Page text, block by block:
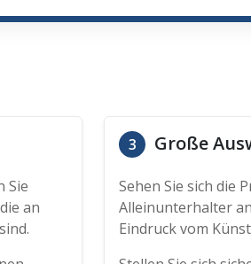
Sie
an
3 Große
Sehen Sie sich die
Alleinunterhalter
Eindruck vom